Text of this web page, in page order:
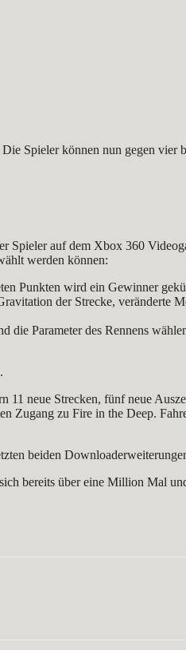
Spieler können nun gegen vier
Spieler auf dem Xbox 360
werden können:
Punkten wird ein Gewinner
der Strecke, veränderte
Parameter des Rennens
neue Strecken, fünf neue
Zugang zu Fire in the Deep.
beiden
bereits über eine Million Mal